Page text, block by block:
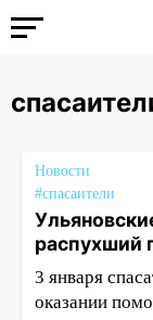
Новости
#спасаители
распухший
3 января
оказании